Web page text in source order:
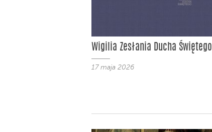
Wigilia Zesłania Ducha Świętego
17 maja 2026